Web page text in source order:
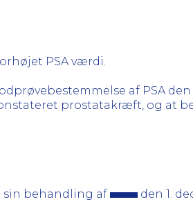
PSA værdi.
af PSA den
prostatakræft, og at
sin behandling af den 1.